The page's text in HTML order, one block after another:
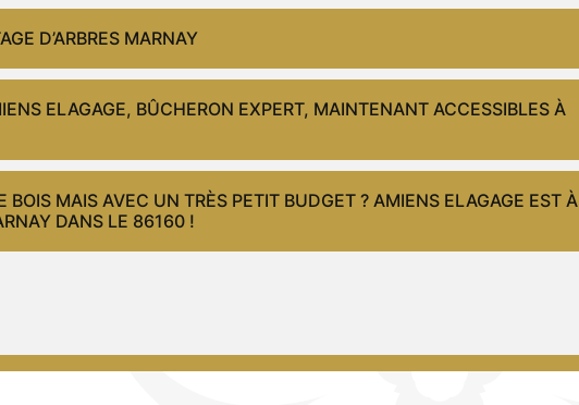
D’ARBRES MARNAY
ELAGAGE, BÛCHERON EXPERT, MAINTENANT ACCESSIBLES À
BOIS MAIS AVEC UN TRÈS PETIT BUDGET ? AMIENS ELAGAGE EST À
DANS LE 86160 !